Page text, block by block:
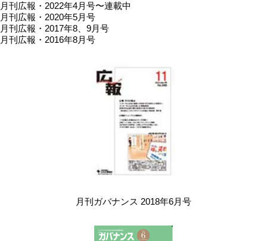
月刊広報・2022年4月号〜連載中
月刊広報・2020年5月号
月刊広報・2017年8、9月号
月刊広報・2016年8月号
月刊ガバナンス 2018年6月号